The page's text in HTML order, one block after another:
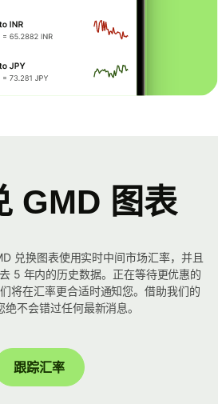
GMD 图表
兑换图表使用实时中间市场汇率，并且
5 年内的历史数据。正在等待更优惠的
将在汇率更合适时通知您。借助我们的
绝不会错过任何最新消息。
跟踪汇率